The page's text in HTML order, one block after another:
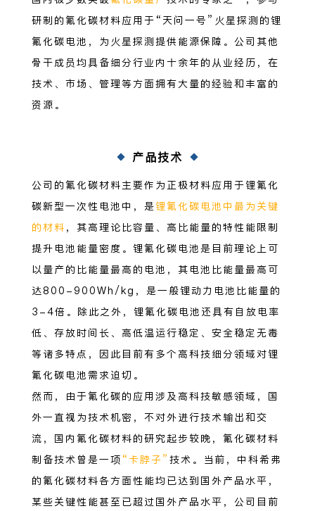
研制的氟化碳材料应用于“天问一号”火星探测的锂
氟化碳电池，为火星探测提供能源保障。公司其他
骨干成员均具备细分行业内十余年的从业经历，在
技术、市场、管理等方面拥有大量的经验和丰富的
资源。
产品技术
公司的氟化碳材料主要作为正极材料应用于锂氟化
碳新型一次性电池中，是锂氟化碳电池中最为关键
的材料 ，其高理论比容量、高比能量的特性能限制
提升电池能量密度。锂氟化碳电池是目前理论上可
以量产的比能量最高的电池，其电池比能量最高可
达800-900Wh/kg，是一般锂动力电池比能量的
3-4倍。除此之外，锂氟化碳电池还具有自放电率
低、存放时间长、高低温运行稳定、安全稳定无毒
等诸多特点，因此目前有多个高科技细分领域对锂
氟化碳电池需求迫切。
然而，由于氟化碳的应用涉及高科技敏感领域，国
外一直视为技术机密，不对外进行技术输出和交
流，国内氟化碳材料的研究起步较晚，氟化碳材料
制备技术曾是一项“卡脖子”技术。当前，中科希弗
的氟化碳材料各方面性能均已达到国外产品水平，
某些关键性能甚至已超过国外产品水平，公司目前